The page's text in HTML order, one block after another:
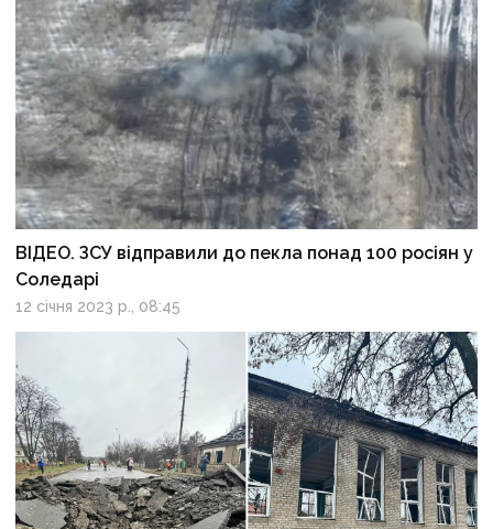
ВІДЕО. ЗСУ відправили до пекла понад 100 росіян у
Соледарі
12 січня 2023 р., 08:45